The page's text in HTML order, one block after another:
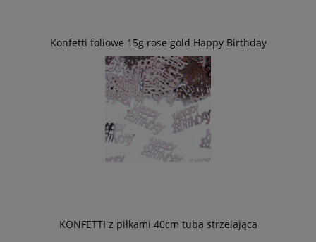
Konfetti foliowe 15g rose gold Happy Birthday
KONFETTI z piłkami 40cm tuba strzelająca